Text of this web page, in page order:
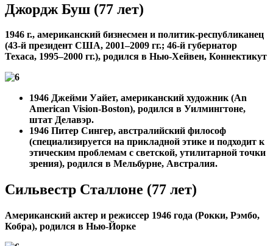
Джордж Буш (77 лет)
1946 г., американский бизнесмен и политик-республиканец
(43-й президент США, 2001–2009 гг.; 46-й губернатор
Техаса, 1995–2000 гг.), родился в Нью-Хейвен, Коннектикут
1946 Джейми Уайет, американский художник (An
American Vision-Boston), родился в Уилмингтоне,
штат Делавэр.
1946 Питер Сингер, австралийский философ
(специализируется на прикладной этике и подходит к
этическим проблемам с светской, утилитарной точки
зрения), родился в Мельбурне, Австралия.
Сильвестр Сталлоне (77 лет)
Американский актер и режиссер 1946 года (Рокки, Рэмбо,
Кобра), родился в Нью-Йорке